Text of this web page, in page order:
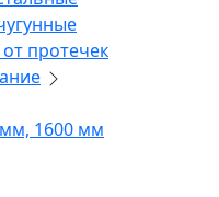
протечек
1600 мм